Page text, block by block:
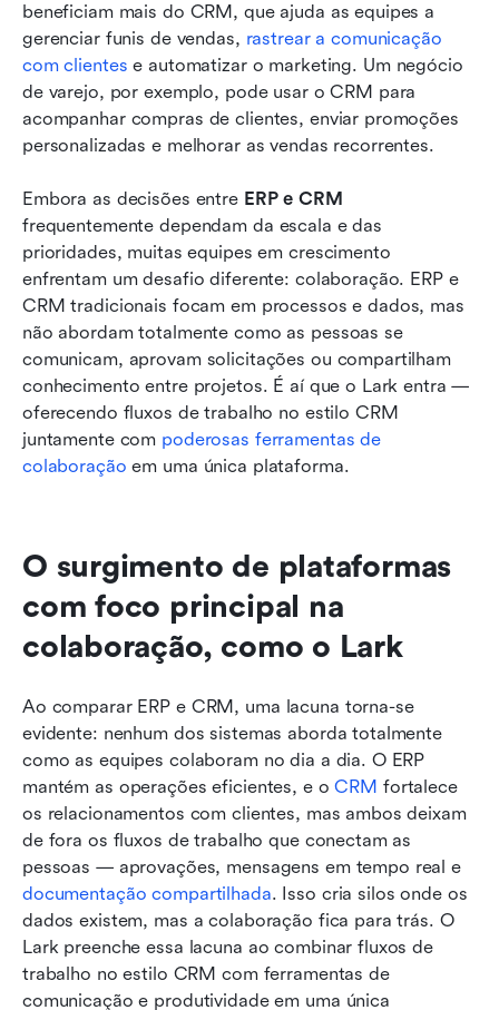
beneficiam mais do CRM, que ajuda as equipes a
gerenciar funis de vendas, rastrear a comunicação
com clientes e automatizar o marketing. Um negócio
de varejo, por exemplo, pode usar o CRM para
acompanhar compras de clientes, enviar promoções
personalizadas e melhorar as vendas recorrentes.
Embora as decisões entre ERP e CRM
frequentemente dependam da escala e das
prioridades, muitas equipes em crescimento
enfrentam um desafio diferente: colaboração. ERP e
CRM tradicionais focam em processos e dados, mas
não abordam totalmente como as pessoas se
comunicam, aprovam solicitações ou compartilham
conhecimento entre projetos. É aí que o Lark entra —
oferecendo fluxos de trabalho no estilo CRM
juntamente com poderosas ferramentas de
colaboração em uma única plataforma.
O surgimento de plataformas
com foco principal na
colaboração, como o Lark
Ao comparar ERP e CRM, uma lacuna torna-se
evidente: nenhum dos sistemas aborda totalmente
como as equipes colaboram no dia a dia. O ERP
mantém as operações eficientes, e o CRM fortalece
os relacionamentos com clientes, mas ambos deixam
de fora os fluxos de trabalho que conectam as
pessoas — aprovações, mensagens em tempo real e
documentação compartilhada. Isso cria silos onde os
dados existem, mas a colaboração fica para trás. O
Lark preenche essa lacuna ao combinar fluxos de
trabalho no estilo CRM com ferramentas de
comunicação e produtividade em uma única